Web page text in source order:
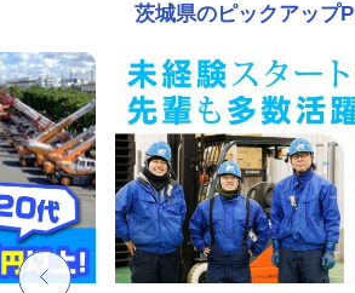
茨城県のピックアップ